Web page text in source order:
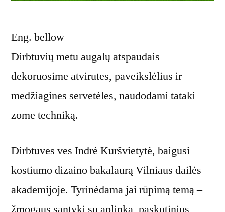
Eng. bellow
Dirbtuvių metu augalų atspaudais
dekoruosime atvirutes, paveikslėlius ir
medžiagines servetėles, naudodami tataki
zome techniką.
Dirbtuves ves Indrė Kuršvietytė, baigusi
kostiumo dizaino bakalaurą Vilniaus dailės
akademijoje. Tyrinėdama jai rūpimą temą –